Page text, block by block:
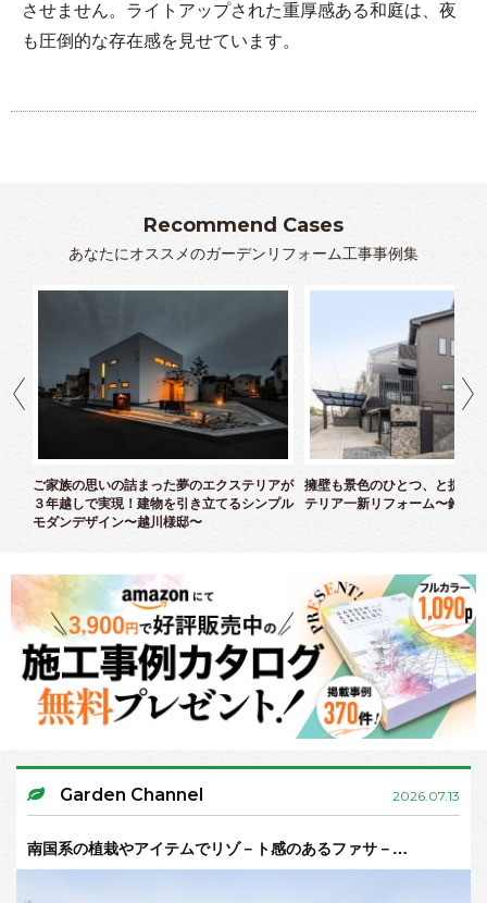
させません。ライトアップされた重厚感ある和庭は、夜
も圧倒的な存在感を見せています。
Recommend Cases
あなたにオススメのガーデンリフォーム工事事例集
ご家族の思いの詰まった夢のエクステリアが
３年越しで実現！建物を引き立てるシンプル
モダンデザイン〜越川様邸〜
擁壁も景色のひとつ、と捉え
テリア一新リフォーム〜鈴木
Garden Channel 2026.07.13
南国系の植栽やアイテムでリゾ－ト感のあるファサ－…